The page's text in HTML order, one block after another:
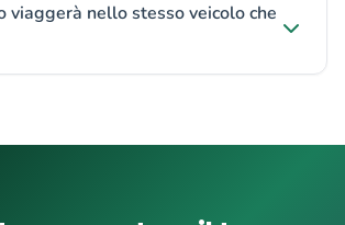
viaggerà nello stesso veicolo che